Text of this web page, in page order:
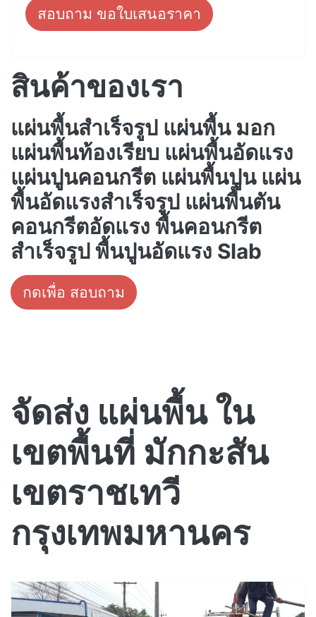
สอบถาม ขอใบเสนอราคา
สินค้าของเรา
แผ่นพื้นสำเร็จรูป แผ่นพื้น มอก
แผ่นพื้นท้องเรียบ แผ่นพื้นอัดแรง
แผ่นปูนคอนกรีต แผ่นพื้นปูน แผ่น
พื้นอัดแรงสำเร็จรูป แผ่นพื้นตัน
คอนกรีตอัดแรง พื้นคอนกรีต
สำเร็จรูป พื้นปูนอัดแรง Slab
กดเพื่อ สอบถาม
จัดส่ง แผ่นพื้น ใน
เขตพื้นที่ มักกะสัน
เขตราชเทวี
กรุงเทพมหานคร